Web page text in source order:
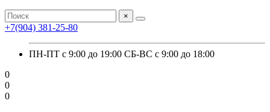
×
+7(904) 381-25-80
ПН-ПТ с 9:00 до 19:00 СБ-ВС с 9:00 до 18:00
0
0
0